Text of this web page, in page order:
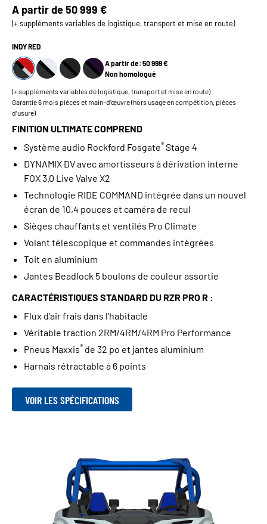
A partir de50 999 €
(+ suppléments variables de logistique, transport et mise en route)
INDY RED
A partir de: 50 999 €
Non homologué
(+ suppléments variables de logistique, transport et mise en route)
Garantie 6 mois pièces et main-d’œuvre (hors usage en compétition, pièces
d’usure)
FINITION ULTIMATE COMPREND
Système audio Rockford Fosgate® Stage 4
DYNAMIX DV avec amortisseurs à dérivation interne
FOX 3.0 Live Valve X2
Technologie RIDE COMMAND intégrée dans un nouvel
écran de 10,4 pouces et caméra de recul
Sièges chauffants et ventilés Pro Climate
Volant télescopique et commandes intégrées
Toit en aluminium
Jantes Beadlock 5 boulons de couleur assortie
CARACTÉRISTIQUES STANDARD DU RZR PRO R :
Flux d'air frais dans l'habitacle
Véritable traction 2RM/4RM/4RM Pro Performance
Pneus Maxxis® de 32 po et jantes aluminium
Harnais rétractable à 6 points
VOIR LES SPÉCIFICATIONS